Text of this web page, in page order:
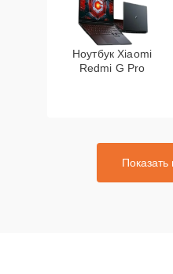
Ноутбук Xiaomi
Redmi G Pro